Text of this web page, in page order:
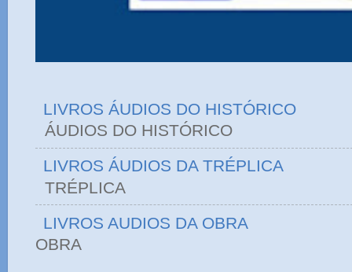
LIVROS ÁUDIOS DO HISTÓRICO
ÁUDIOS DO
LIVROS ÁUDIOS DA TRÉPLICA
TRÉPLICA
LIVROS AUDIOS DA OBRA
OBRA